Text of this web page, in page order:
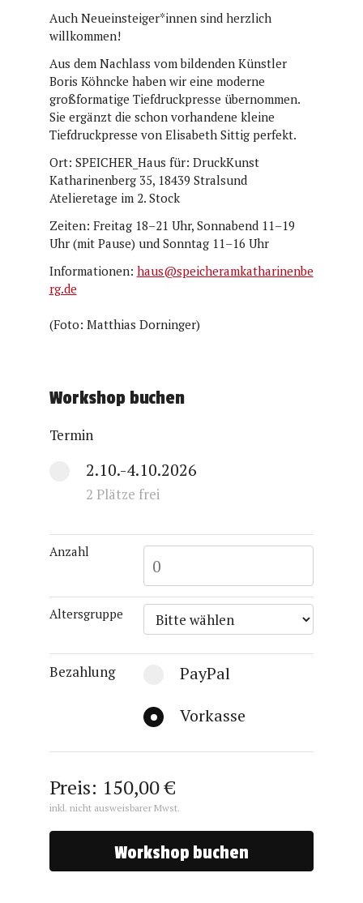
Auch Neueinsteiger*innen sind herzlich
willkommen!
Aus dem Nachlass vom bildenden Künstler
Boris Köhncke haben wir eine moderne
großformatige Tiefdruckpresse übernommen.
Sie ergänzt die schon vorhandene kleine
Tiefdruckpresse von Elisabeth Sittig perfekt.
Ort: SPEICHER_Haus für: DruckKunst
Katharinenberg 35, 18439 Stralsund
Atelieretage im 2. Stock
Zeiten: Freitag 18–21 Uhr, Sonnabend 11–19
Uhr (mit Pause) und Sonntag 11–16 Uhr
Informationen: haus@speicheramkatharinenbe
rg.de
(Foto: Matthias Dorninger)
Workshop buchen
Termin
2.10.-4.10.2026
2 Plätze frei
Anzahl
Altersgruppe
Bezahlung
PayPal
Vorkasse
Preis: 150,00 €
inkl. nicht ausweisbarer Mwst.